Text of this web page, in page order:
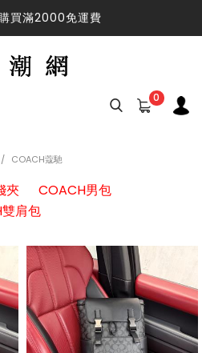
滿2000免運費
買滿2000免運費
0
COACH蔻馳
夾
COACH男包
肩包